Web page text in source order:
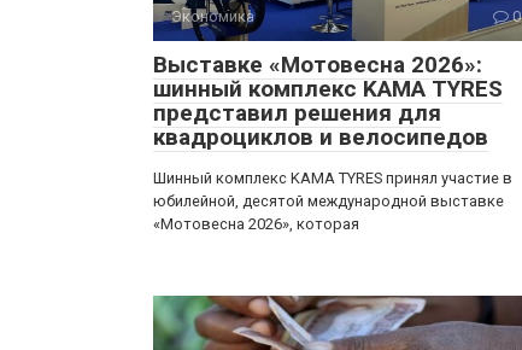
Экономика 0
Выставке «Мотовесна 2026»:
шинный комплекс KAMA TYRES
представил решения для
квадроциклов и велосипедов
Шинный комплекс KAMA TYRES принял участие в
юбилейной, десятой международной выставке
«Мотовесна 2026», которая